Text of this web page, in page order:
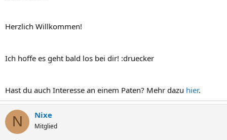
Herzlich Willkommen!
Ich hoffe es geht bald los bei dir! :druecker
Hast du auch Interesse an einem Paten? Mehr dazu hier.
N Nixe
Mitglied